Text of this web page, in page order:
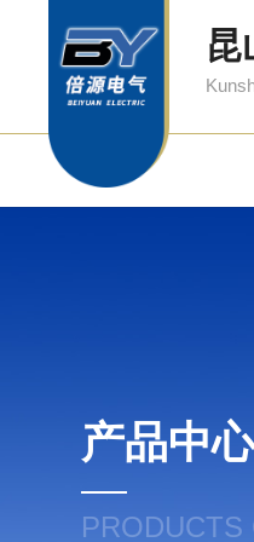
昆
产品中
PRODUCTS